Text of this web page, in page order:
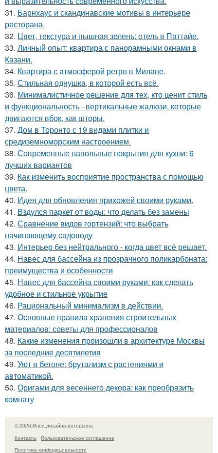
31. Барнхаус и скандинавские мотивы в интерьере
ресторана.
32. Цвет, текстура и пышная зелень: отель в Паттайе.
33. Личный опыт: квартира с панорамными окнами в
Казани.
34. Квартира с атмосферой ретро в Милане.
35. Стильная однушка, в которой есть всё.
36. Минималистичное решение для тех, кто ценит стиль
и функциональность - вертикальные жалюзи, которые
двигаются вбок, как шторы.
37. Дом в Торонто с 19 видами плитки и
средиземноморским настроением.
38. Современные напольные покрытия для кухни: 6
лучших вариантов
39. Как изменить восприятие пространства с помощью
цвета.
40. Идея для обновления прихожей своими руками.
41. Вздулся паркет от воды: что делать без замены
42. Сравнение видов гортензий: что выбрать
начинающему садоводу
43. Интерьер без нейтрального - когда цвет всё решает.
44. Навес для бассейна из прозрачного поликарбоната:
преимущества и особенности
45. Навес для бассейна своими руками: как сделать
удобное и стильное укрытие
46. Рациональный минимализм в действии.
47. Основные правила хранения строительных
материалов: советы для профессионалов
48. Какие изменения произошли в архитектуре Москвы
за последние десятилетия
49. Уют в бетоне: брутализм с растениями и
автоматикой.
50. Оригами для весеннего декора: как преобразить
комнату
© 2026 Идеи дизайна интерьера
Контакты
Пользовательское соглашение
Политика конфидециальности